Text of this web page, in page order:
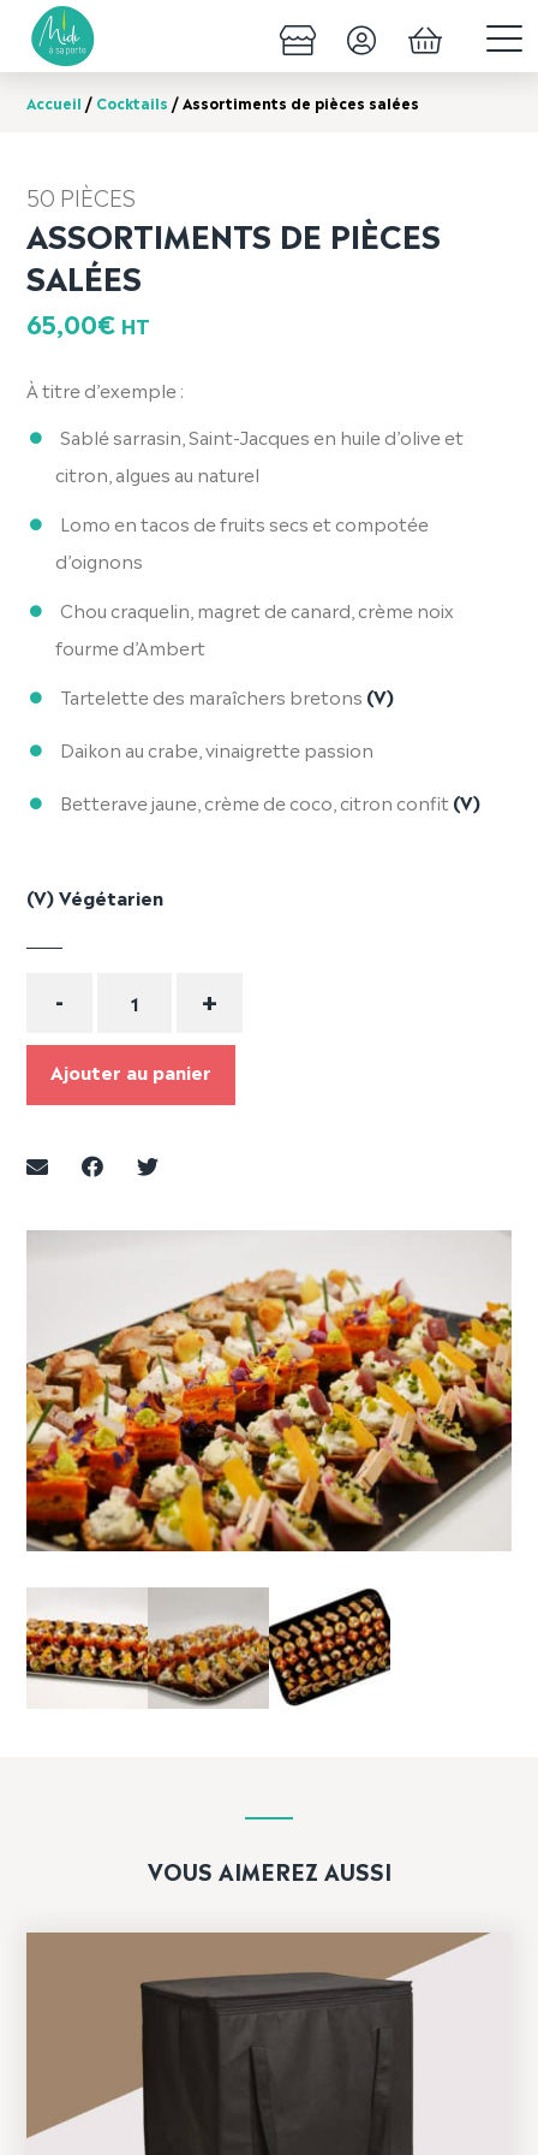
Accueil / Cocktails / Assortiments de pièces salées
50 PIÈCES
ASSORTIMENTS DE PIÈCES
SALÉES
65,00€ HT
À titre d’exemple :
Sablé sarrasin, Saint-Jacques en huile d’olive et
citron, algues au naturel
Lomo en tacos de fruits secs et compotée
d’oignons
Chou craquelin, magret de canard, crème noix
fourme d’Ambert
Tartelette des maraîchers bretons (V)
Daikon au crabe, vinaigrette passion
Betterave jaune, crème de coco, citron confit(V)
(V) Végétarien
- +
Ajouter au panier
VOUS AIMEREZ AUSSI